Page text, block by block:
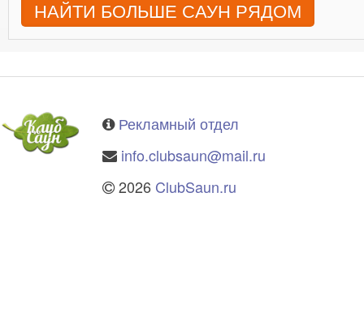
НАЙТИ БОЛЬШЕ САУН РЯДОМ
Рекламный отдел
info.clubsaun@mail.ru
2026 ClubSaun.ru